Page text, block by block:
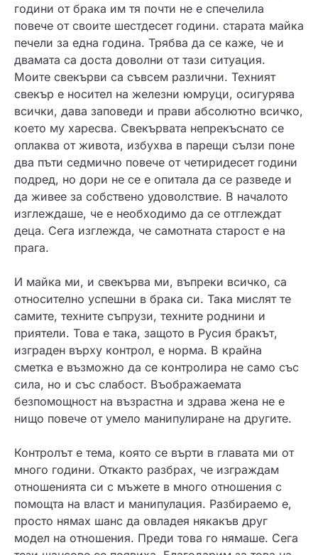
години от брака им тя почти не е спечелила
повече от своите шестдесет години. старата майка
печели за една година. Трябва да се каже, че и
двамата са доста доволни от тази ситуация.
Моите свекърви са съвсем различни. Техният
свекър е носител на железни юмруци, осигурява
всички, дава заповеди и прави абсолютно всичко,
което му харесва. Свекървата непрекъснато се
оплаква от живота, избухва в парещи сълзи поне
два пъти седмично повече от четиридесет години
подред, но дори не се е опитала да се разведе и
да живее за собствено удоволствие. В началото
изглеждаше, че е необходимо да се отглеждат
деца. Сега изглежда, че самотната старост е на
прага.
И майка ми, и свекърва ми, въпреки всичко, са
относително успешни в брака си. Така мислят те
самите, техните съпрузи, техните роднини и
приятели. Това е така, защото в Русия бракът,
изграден върху контрол, е норма. В крайна
сметка е възможно да се контролира не само със
сила, но и със слабост. Въображаемата
безпомощност на възрастна и здрава жена не е
нищо повече от умело манипулиране на другите.
Контролът е тема, която се върти в главата ми от
много години. Откакто разбрах, че изграждам
отношенията си с мъжете в много отношения с
помощта на власт и манипулация. Разбираемо е,
просто нямах шанс да овладея някакъв друг
модел на отношения. Преди това го нямаше. Сега